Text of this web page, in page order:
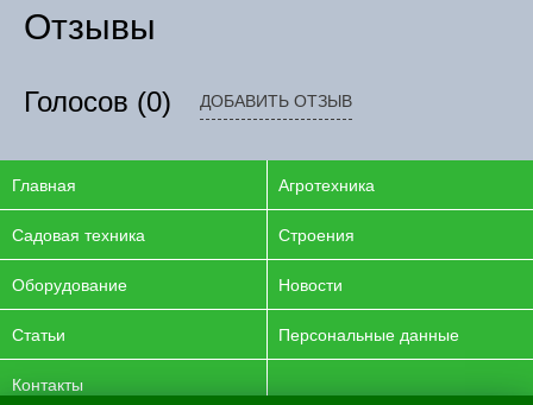
Отзывы
Голосов (0) ДОБАВИТЬ ОТЗЫВ
Главная Агротехника
Садовая техника Строения
Оборудование Новости
Статьи Персональные данные
Контакты